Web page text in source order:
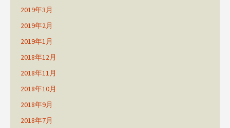
2019年3月
2019年2月
2019年1月
2018年12月
2018年11月
2018年10月
2018年9月
2018年7月